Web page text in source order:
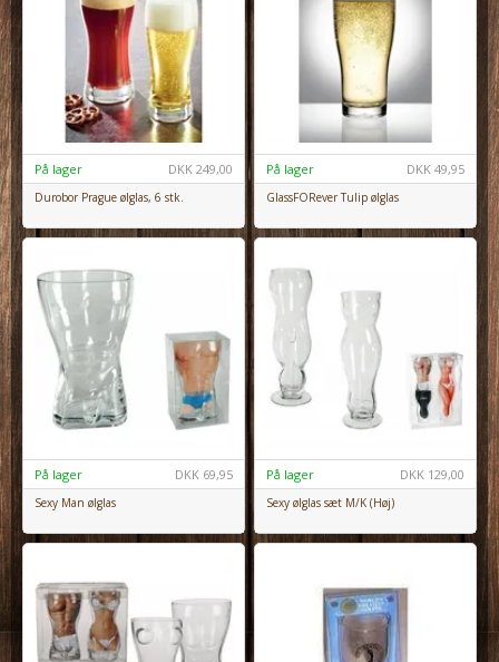
DKK 249,00
På lager
Durobor Prague ølglas, 6 stk.
DKK 49,95
På lager
GlassFORever Tulip ølglas
DKK 69,95
På lager
Sexy Man ølglas
DKK 129,00
På lager
Sexy ølglas sæt M/K (Høj)